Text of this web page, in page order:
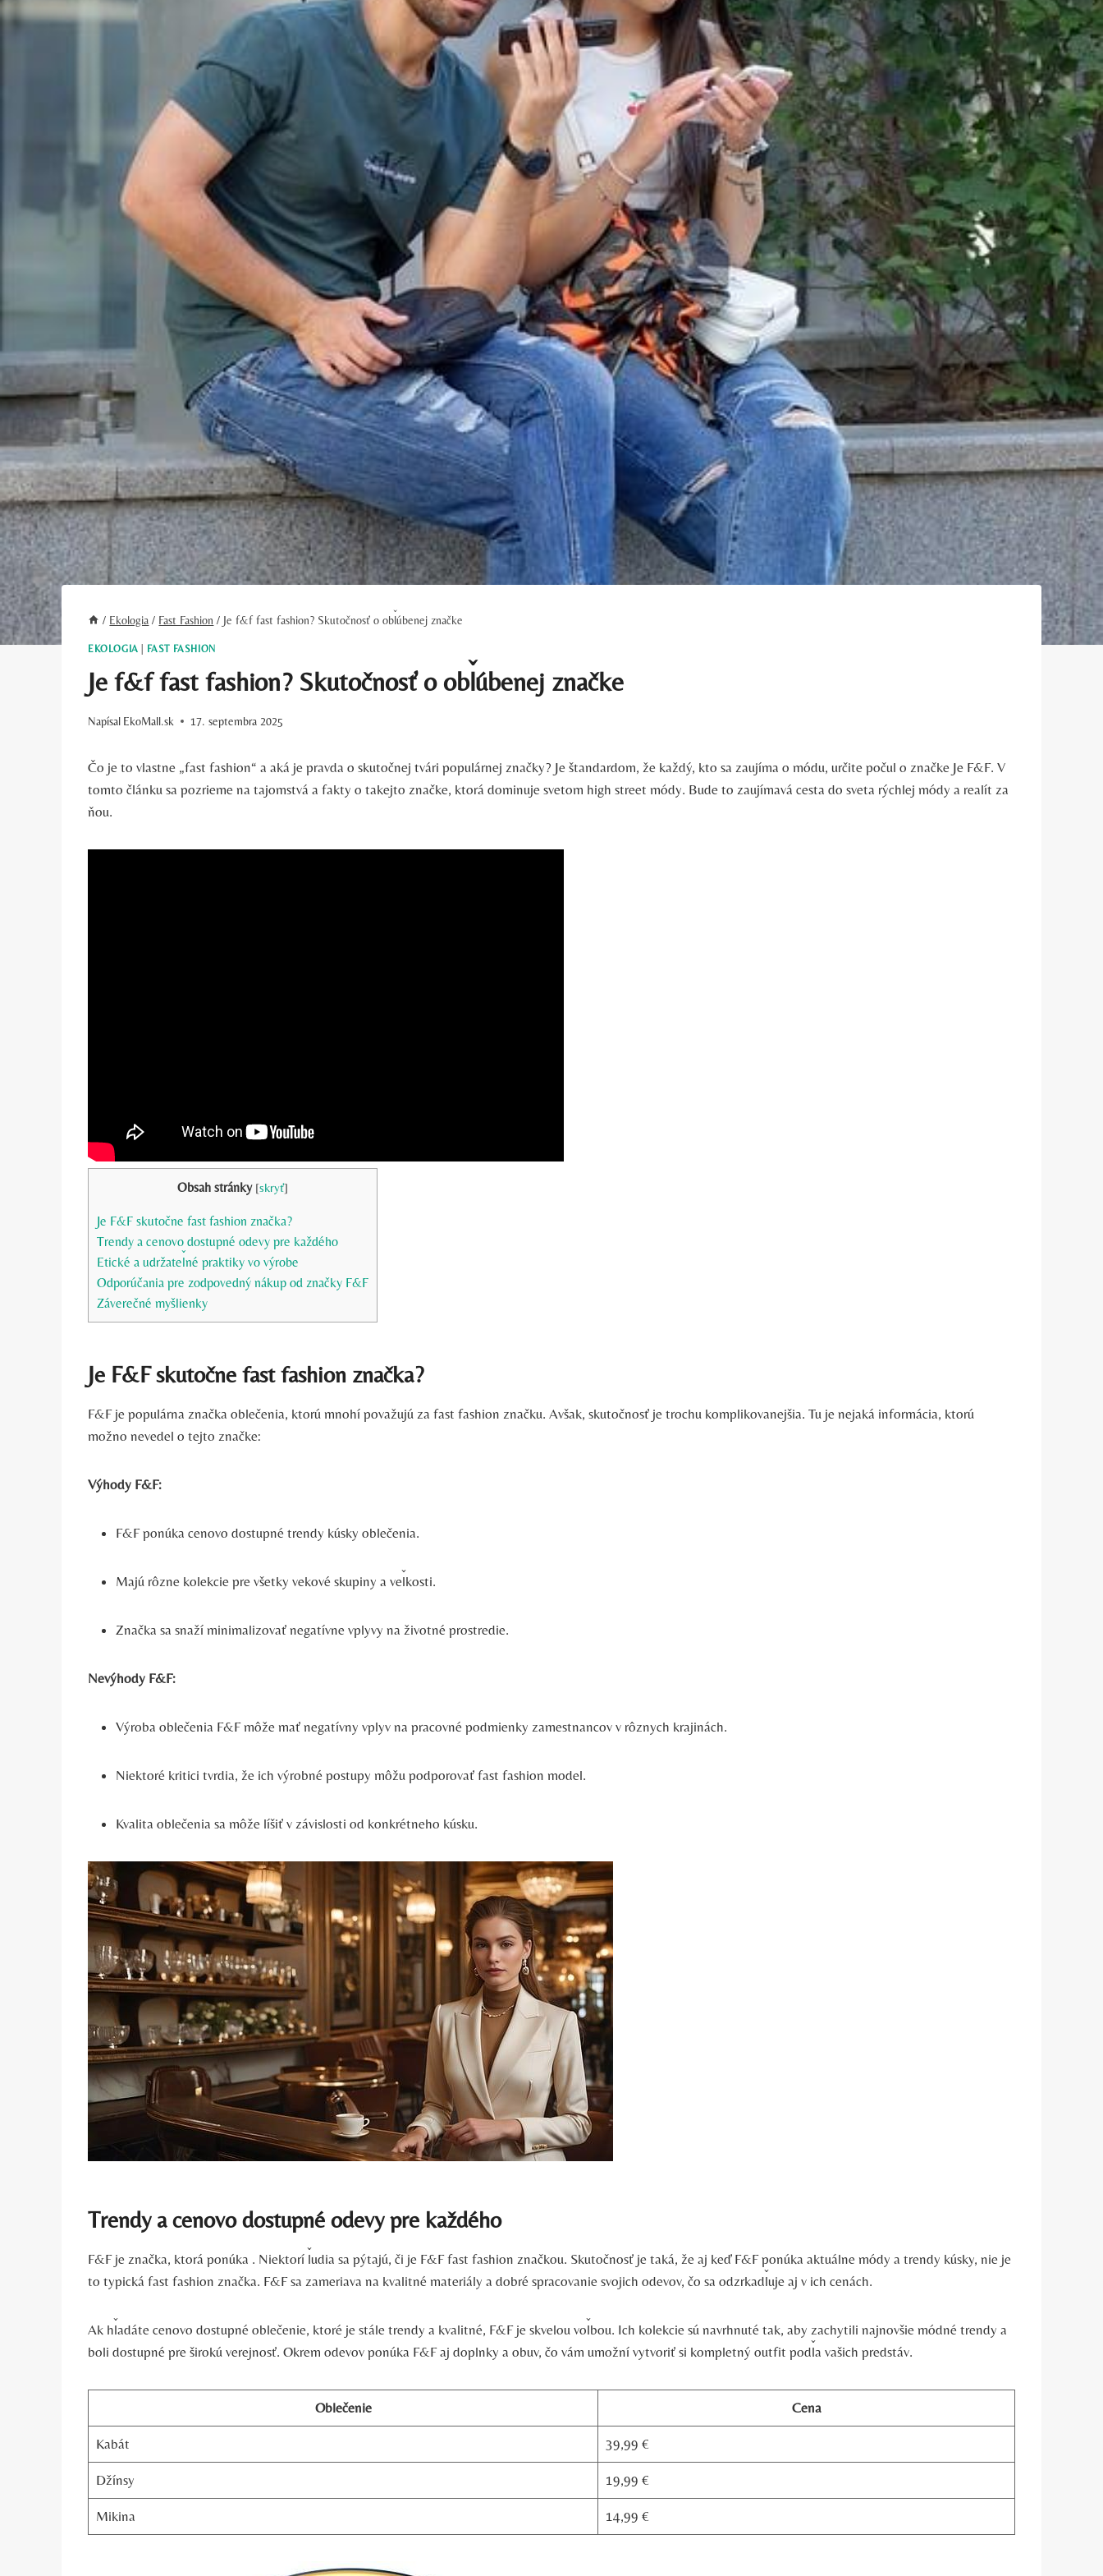
/ Ekologia / Fast Fashion / Je f&f fast fashion? Skutočnosť o obľúbenej značke
EKOLOGIA FAST FASHION
Je f&f fast fashion? Skutočnosť o obľúbenej značke
Napísal EkoMall.sk 17. septembra 2025
Čo je to vlastne „fast fashion“ a aká je pravda o skutočnej tvári populárnej značky? Je štandardom, že každý, kto sa zaujíma o módu, určite počul o značke Je F&F. V
tomto článku sa pozrieme na tajomstvá a fakty o takejto značke, ktorá dominuje svetom high street módy. Bude to zaujímavá cesta do sveta rýchlej módy a realít za
ňou.
Obsah stránky [skryť]
Je F&F skutočne fast fashion značka?
Trendy a cenovo dostupné odevy pre každého
Etické a udržateľné praktiky vo výrobe
Odporúčania pre zodpovedný nákup od značky F&F
Záverečné myšlienky
Je F&F skutočne fast fashion značka?
F&F je populárna značka oblečenia, ktorú mnohí považujú za fast fashion značku. Avšak, skutočnosť je trochu komplikovanejšia. Tu je nejaká informácia, ktorú
možno nevedel o tejto značke:
Výhody F&F:
F&F ponúka cenovo dostupné trendy kúsky oblečenia.
Majú rôzne kolekcie pre všetky vekové skupiny a veľkosti.
Značka sa snaží minimalizovať negatívne vplyvy na životné prostredie.
Nevýhody F&F:
Výroba oblečenia F&F môže mať negatívny vplyv na pracovné podmienky zamestnancov v rôznych krajinách.
Niektoré kritici tvrdia, že ich výrobné postupy môžu podporovať fast fashion model.
Kvalita oblečenia sa môže líšiť v závislosti od konkrétneho kúsku.
Trendy a cenovo dostupné odevy pre každého
F&F je značka, ktorá ponúka . Niektorí ľudia sa pýtajú, či je F&F fast fashion značkou. Skutočnosť je taká, že aj keď F&F ponúka aktuálne módy a trendy kúsky, nie je
to typická fast fashion značka. F&F sa zameriava na kvalitné materiály a dobré spracovanie svojich odevov, čo sa odzrkadľuje aj v ich cenách.
Ak hľadáte cenovo dostupné oblečenie, ktoré je stále trendy a kvalitné, F&F je skvelou voľbou. Ich kolekcie sú navrhnuté tak, aby zachytili najnovšie módné trendy a
boli dostupné pre širokú verejnosť. Okrem odevov ponúka F&F aj doplnky a obuv, čo vám umožní vytvoriť si kompletný outfit podľa vašich predstáv.
Oblečenie Cena
Kabát 39,99 €
Džínsy 19,99 €
Mikina 14,99 €